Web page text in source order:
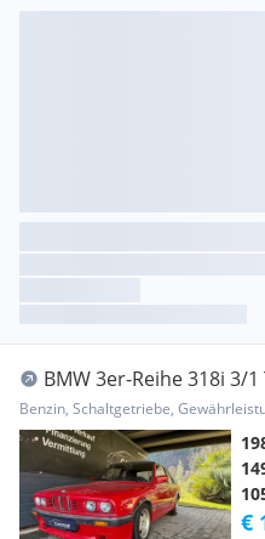
BMW 3er-Reihe 318i 3/1
Pickerl*
Benzin, Schaltgetriebe,
€